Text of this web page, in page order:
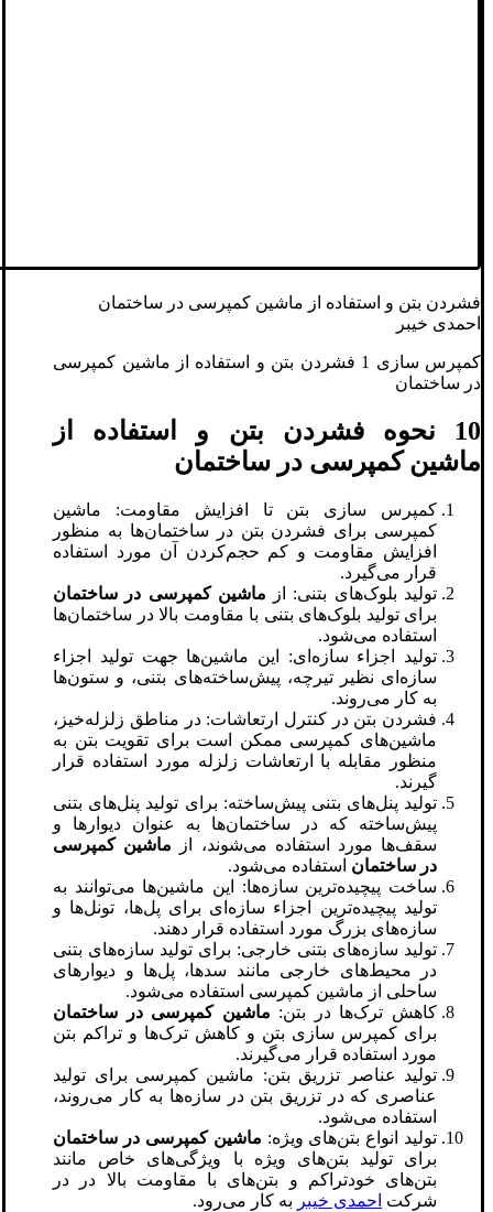
فشردن بتن و استفاده از ماشین کمپرسی در ساختمان
احمدی خیبر
کمپرس سازی 1 فشردن بتن و استفاده از ماشین کمپرسی
در ساختمان
10 نحوه فشردن بتن و استفاده از
ماشین کمپرسی در ساختمان
کمپرس سازی بتن تا افزایش مقاومت: ماشین
کمپرسی برای فشردن بتن در ساختمان‌ها به منظور
افزایش مقاومت و کم حجم‌کردن آن مورد استفاده
قرار می‌گیرد.
تولید بلوک‌های بتنی: از ماشین کمپرسی در ساختمان
برای تولید بلوک‌های بتنی با مقاومت بالا در ساختمان‌ها
استفاده می‌شود.
تولید اجزاء سازه‌ای: این ماشین‌ها جهت تولید اجزاء
سازه‌ای نظیر تیرچه، پیش‌ساخته‌های بتنی، و ستون‌ها
به کار می‌روند.
فشردن بتن در کنترل ارتعاشات: در مناطق زلزله‌خیز،
ماشین‌های کمپرسی ممکن است برای تقویت بتن به
منظور مقابله با ارتعاشات زلزله مورد استفاده قرار
گیرند.
تولید پنل‌های بتنی پیش‌ساخته: برای تولید پنل‌های بتنی
پیش‌ساخته که در ساختمان‌ها به عنوان دیوارها و
سقف‌ها مورد استفاده می‌شوند، از ماشین کمپرسی
در ساختمان استفاده می‌شود.
ساخت پیچیده‌ترین سازه‌ها: این ماشین‌ها می‌توانند به
تولید پیچیده‌ترین اجزاء سازه‌ای برای پل‌ها، تونل‌ها و
سازه‌های بزرگ مورد استفاده قرار دهند.
تولید سازه‌های بتنی خارجی: برای تولید سازه‌های بتنی
در محیط‌های خارجی مانند سد‌ها، پل‌ها و دیوارهای
ساحلی از ماشین کمپرسی استفاده می‌شود.
کاهش ترک‌ها در بتن: ماشین کمپرسی در ساختمان
برای کمپرس سازی بتن و کاهش ترک‌ها و تراکم بتن
مورد استفاده قرار می‌گیرند.
تولید عناصر تزریق بتن: ماشین کمپرسی برای تولید
عناصری که در تزریق بتن در سازه‌ها به کار می‌روند،
استفاده می‌شود.
تولید انواع بتن‌های ویژه: ماشین کمپرسی در ساختمان
برای تولید بتن‌های ویژه با ویژگی‌های خاص مانند
بتن‌های خودتراکم و بتن‌های با مقاومت بالا در در
شرکت احمدی خیبر به کار می‌رود.